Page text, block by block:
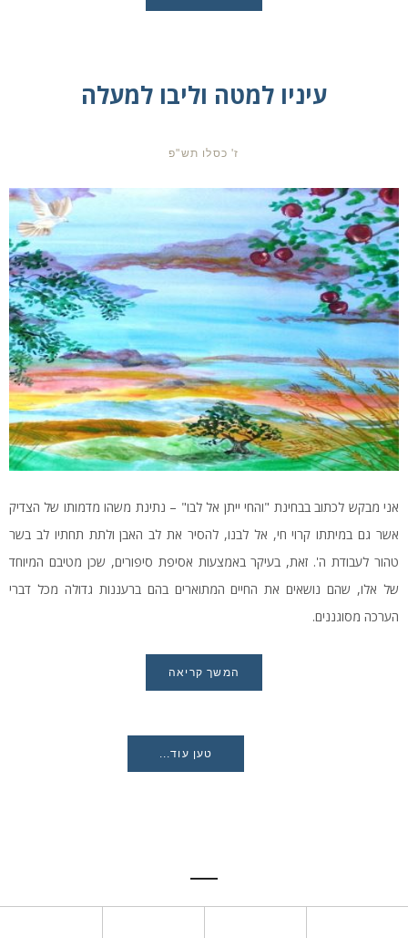
עיניו למטה וליבו למעלה
ז' כסלו תש"פ
אני מבקש לכתוב בבחינת "והחי ייתן אל לבו" – נתינת משהו מדמותו של הצדיק
אשר גם במיתתו קרוי חי, אל לבנו, להסיר את לב האבן ולתת תחתיו לב בשר
טהור לעבודת ה'. זאת, בעיקר באמצעות אסיפת סיפורים, שכן מטיבם המיוחד
של אלו, שהם נושאים את החיים המתוארים בהם ברעננות גדולה מכל דברי
הערכה מסוגננים.
המשך קריאה
טען עוד...